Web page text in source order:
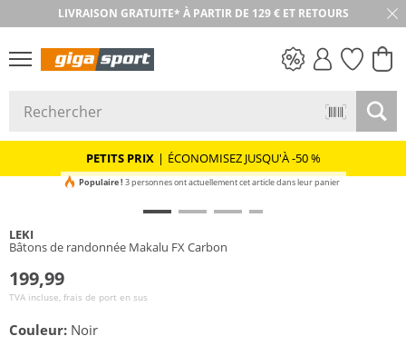
LIVRAISON GRATUITE* À PARTIR DE 129 € ET RETOURS
RETOUR SOUS 30 JOURS
PETITS PRIX | ÉCONOMISEZ JUSQU'À -50 %
Populaire ! 3 personnes ont actuellement cet article dans leur panier
LEKI
Bâtons de randonnée Makalu FX Carbon
199,99
TVA incluse, frais de port en sus
Couleur: Noir